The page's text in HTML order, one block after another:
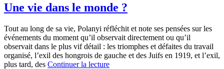
Une vie dans le monde ?
Tout au long de sa vie, Polanyi réfléchit et note ses pensées sur les
événements du moment qu’il observait directement ou qu’il
observait dans le plus vif détail : les triomphes et défaites du travail
organisé, l’exil des hongrois de gauche et des Juifs en 1919, et l’exil,
plus tard, des Continuer la lecture